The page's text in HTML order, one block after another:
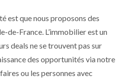
est que nous proposons des
de-France. L’immobilier est un
deals ne se trouvent pas sur
des opportunités via notre
ou les personnes avec